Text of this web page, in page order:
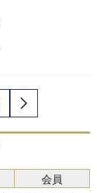
会員